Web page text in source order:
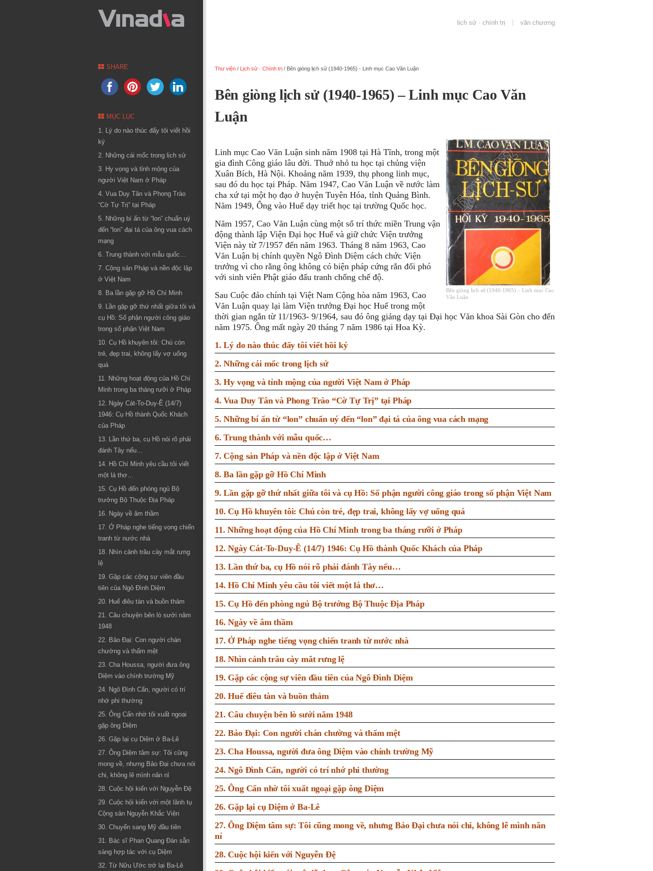
lịch sử · chính trị văn chương
Thư viện / Lịch sử · Chính trị / Bên giòng lịch sử (1940-1965) - Linh mục Cao Văn Luận
Bên giòng lịch sử (1940-1965) – Linh mục Cao Văn
Luận
Bên giòng lịch sử (1940-1965) – Linh mục Cao
Văn Luận
Linh mục Cao Văn Luận sinh năm 1908 tại Hà Tĩnh, trong một
gia đình Công giáo lâu đời. Thuở nhỏ tu học tại chủng viện
Xuân Bích, Hà Nội. Khoảng năm 1939, thụ phong linh mục,
sau đó du học tại Pháp. Năm 1947, Cao Văn Luận về nước làm
cha xứ tại một họ đạo ở huyện Tuyên Hóa, tỉnh Quảng Bình.
Năm 1949, Ông vào Huế dạy triết học tại trường Quốc học.
Năm 1957, Cao Văn Luận cùng một số trí thức miền Trung vận
động thành lập Viện Đại học Huế và giữ chức Viện trưởng
Viện này từ 7/1957 đến năm 1963. Tháng 8 năm 1963, Cao
Văn Luận bị chính quyền Ngô Đình Diệm cách chức Viện
trưởng vì cho rằng ông không có biện pháp cứng rắn đối phó
với sinh viên Phật giáo đấu tranh chống chế độ.
Sau Cuộc đảo chính tại Việt Nam Cộng hòa năm 1963, Cao
Văn Luận quay lại làm Viện trưởng Đại học Huế trong một
thời gian ngắn từ 11/1963- 9/1964, sau đó ông giảng dạy tại Đại học Văn khoa Sài Gòn cho đến
năm 1975. Ông mất ngày 20 tháng 7 năm 1986 tại Hoa Kỳ.
1. Lý do nào thúc đẩy tôi viết hồi ký
2. Những cái mốc trong lịch sử
3. Hy vọng và tỉnh mộng của người Việt Nam ở Pháp
4. Vua Duy Tân và Phong Trào “Cờ Tự Trị” tại Pháp
5. Những bí ẩn từ “lon” chuẩn uý đến “lon” đại tá của ông vua cách mạng
6. Trung thành với mẫu quốc…
7. Cộng sản Pháp và nền độc lập ở Việt Nam
8. Ba lần gặp gỡ Hồ Chí Minh
9. Lần gặp gỡ thứ nhất giữa tôi và cụ Hồ: Số phận người công giáo trong số phận Việt Nam
10. Cụ Hồ khuyên tôi: Chú còn trẻ, đẹp trai, không lấy vợ uổng quá
11. Những hoạt động của Hồ Chí Minh trong ba tháng rưỡi ở Pháp
12. Ngày Cát-To-Duy-Ê (14/7) 1946: Cụ Hồ thành Quốc Khách của Pháp
13. Lần thứ ba, cụ Hồ nói rõ phải đánh Tây nếu…
14. Hồ Chí Minh yêu cầu tôi viết một lá thơ…
15. Cụ Hồ đến phòng ngủ Bộ trưởng Bộ Thuộc Địa Pháp
16. Ngày về âm thầm
17. Ở Pháp nghe tiếng vọng chiến tranh từ nước nhà
18. Nhìn cảnh trâu cày mắt rưng lệ
19. Gặp các cộng sự viên đầu tiên của Ngô Đình Diệm
20. Huế điêu tàn và buồn thảm
21. Câu chuyện bên lò sưởi năm 1948
22. Bảo Đại: Con người chán chường và thấm mệt
23. Cha Houssa, người đưa ông Diệm vào chính trường Mỹ
24. Ngô Đình Cẩn, người có trí nhớ phi thường
25. Ông Cẩn nhờ tôi xuất ngoại gặp ông Diệm
26. Gặp lại cụ Diệm ở Ba-Lê
27. Ông Diệm tâm sự: Tôi cũng mong về, nhưng Bảo Đại chưa nói chi, không lẽ mình năn
nỉ
28. Cuộc hội kiến với Nguyễn Đệ
SHARE
MỤC LỤC
1. Lý do nào thúc đẩy tôi viết hồi
ký
2. Những cái mốc trong lịch sử
3. Hy vọng và tỉnh mộng của
người Việt Nam ở Pháp
4. Vua Duy Tân và Phong Trào
“Cờ Tự Trị” tại Pháp
5. Những bí ẩn từ “lon” chuẩn uý
đến “lon” đại tá của ông vua cách
mạng
6. Trung thành với mẫu quốc…
7. Cộng sản Pháp và nền độc lập
ở Việt Nam
8. Ba lần gặp gỡ Hồ Chí Minh
9. Lần gặp gỡ thứ nhất giữa tôi và
cụ Hồ: Số phận người công giáo
trong số phận Việt Nam
10. Cụ Hồ khuyên tôi: Chú còn
trẻ, đẹp trai, không lấy vợ uổng
quá
11. Những hoạt động của Hồ Chí
Minh trong ba tháng rưỡi ở Pháp
12. Ngày Cát-To-Duy-Ê (14/7)
1946: Cụ Hồ thành Quốc Khách
của Pháp
13. Lần thứ ba, cụ Hồ nói rõ phải
đánh Tây nếu…
14. Hồ Chí Minh yêu cầu tôi viết
một lá thơ…
15. Cụ Hồ đến phòng ngủ Bộ
trưởng Bộ Thuộc Địa Pháp
16. Ngày về âm thầm
17. Ở Pháp nghe tiếng vọng chiến
tranh từ nước nhà
18. Nhìn cảnh trâu cày mắt rưng
lệ
19. Gặp các cộng sự viên đầu
tiên của Ngô Đình Diệm
20. Huế điêu tàn và buồn thảm
21. Câu chuyện bên lò sưởi năm
1948
22. Bảo Đại: Con người chán
chường và thấm mệt
23. Cha Houssa, người đưa ông
Diệm vào chính trường Mỹ
24. Ngô Đình Cẩn, người có trí
nhớ phi thường
25. Ông Cẩn nhờ tôi xuất ngoại
gặp ông Diệm
26. Gặp lại cụ Diệm ở Ba-Lê
27. Ông Diệm tâm sự: Tôi cũng
mong về, nhưng Bảo Đại chưa nói
chi, không lẽ mình năn nỉ
28. Cuộc hội kiến với Nguyễn Đệ
29. Cuộc hội kiến với một lãnh tụ
Cộng sản Nguyễn Khắc Viện
30. Chuyến sang Mỹ đầu tiên
31. Bác sĩ Phan Quang Đán sẵn
sàng hợp tác với cụ Diệm
32. Từ Nữu Ước trở lại Ba-Lê